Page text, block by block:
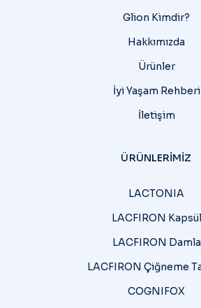
Glion Kimdir?
Hakkımızda
Ürünler
İyi Yaşam Rehberi
İletişim
ÜRÜNLERIMIZ
LACTONIA
LACFIRON Kapsül
LACFIRON Damla
LACFIRON Çiğneme
COGNIFOX